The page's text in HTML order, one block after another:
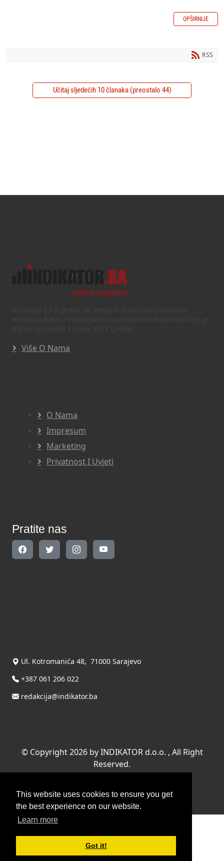
This website uses cookies to ensure you get
the best experience on our website.
Learn more
Got it!
OPŠIRNIJE
RSS
Učitaj sljedećih 10 članaka (preostalo 44)
Više O Nama
O Nama
Impresum
Marketing
Privatnost I Uvjeti
Pratite nas
Ul. Kotromanića 48, 71000 Sarajevo
+387 061 206 022
redakcija@indikator.ba
© Copyright 2026 by INDIKATOR d.o.o. , All Right
Reserved.
Powered by THYME SYSTEMS doo